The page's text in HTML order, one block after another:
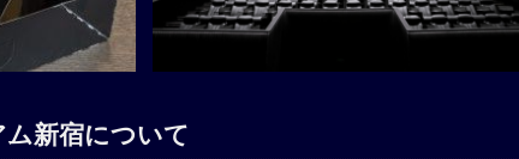
新宿について